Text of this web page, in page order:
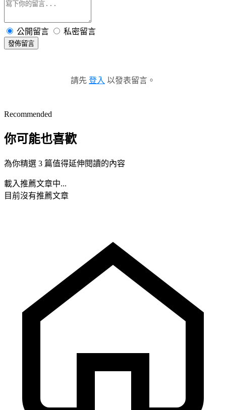
公開留言 私密留言
發佈留言
請先 登入 以發表留言。
Recommended
你可能也喜歡
為你精選 3 篇值得延伸閱讀的內容
載入推薦文章中...
目前沒有推薦文章